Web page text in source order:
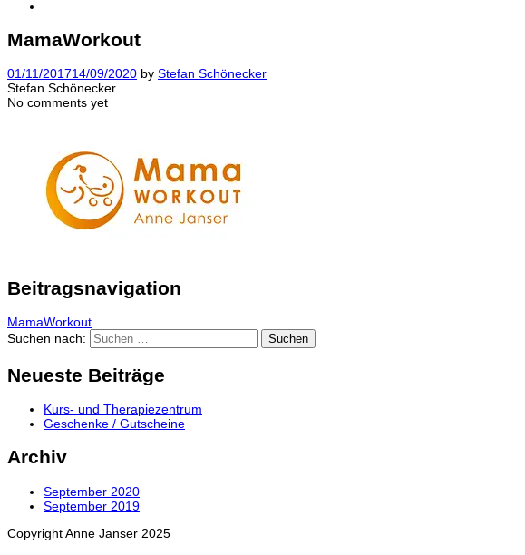
MamaWorkout
01/11/201714/09/2020 by Stefan Schönecker
Stefan Schönecker
No comments yet
Beitragsnavigation
MamaWorkout
Suchen nach:
Neueste Beiträge
Kurs- und Therapiezentrum
Geschenke / Gutscheine
Archiv
September 2020
September 2019
Copyright Anne Janser 2025